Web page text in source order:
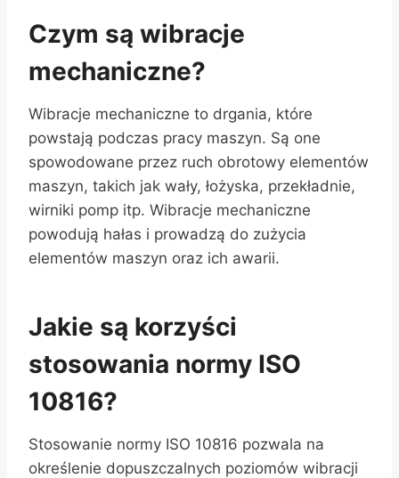
Czym są wibracje
mechaniczne?
Wibracje mechaniczne to drgania, które
powstają podczas pracy maszyn. Są one
spowodowane przez ruch obrotowy elementów
maszyn, takich jak wały, łożyska, przekładnie,
wirniki pomp itp. Wibracje mechaniczne
powodują hałas i prowadzą do zużycia
elementów maszyn oraz ich awarii.
Jakie są korzyści
stosowania normy ISO
10816?
Stosowanie normy ISO 10816 pozwala na
określenie dopuszczalnych poziomów wibracji